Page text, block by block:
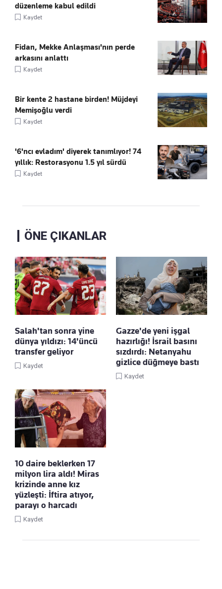
düzenleme kabul edildi
Kaydet
Fidan, Mekke Anlaşması'nın perde
arkasını anlattı
Kaydet
Bir kente 2 hastane birden! Müjdeyi
Memişoğlu verdi
Kaydet
'6'ncı evladım' diyerek tanımlıyor! 74
yıllık: Restorasyonu 1.5 yıl sürdü
Kaydet
ÖNE ÇIKANLAR
Salah'tan sonra yine
dünya yıldızı: 14'üncü
transfer geliyor
Kaydet
Gazze'de yeni işgal
hazırlığı! İsrail basını
sızdırdı: Netanyahu
gizlice düğmeye bastı
Kaydet
10 daire beklerken 17
milyon lira aldı! Miras
krizinde anne kız
yüzleşti: İftira atıyor,
parayı o harcadı
Kaydet